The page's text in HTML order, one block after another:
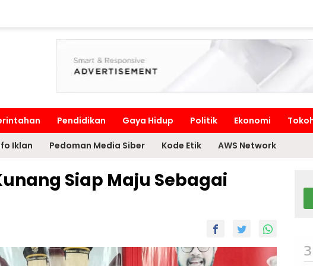
Pendidikan Gaya Hidup Politik Ekonomi
Iklan Pedoman Media Siber Kode Etik AWS Network
Siap Maju Sebagai